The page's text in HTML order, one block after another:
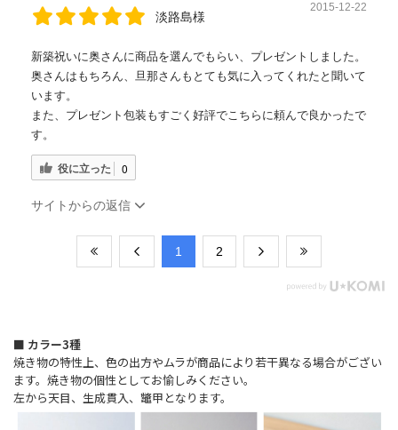
淡路島様
2015-12-22
新築祝いに奥さんに商品を選んでもらい、プレゼントしました。
奥さんはもちろん、旦那さんもとても気に入ってくれたと聞いて
います。
また、プレゼント包装もすごく好評でこちらに頼んで良かったで
す。
役に立った 0
サイトからの返信
​1 ​2
■ カラー3種
焼き物の特性上、色の出方やムラが商品により若干異なる場合がござい
ます。焼き物の個性としてお愉しみください。
左から天目、生成貫入、鼈甲となります。